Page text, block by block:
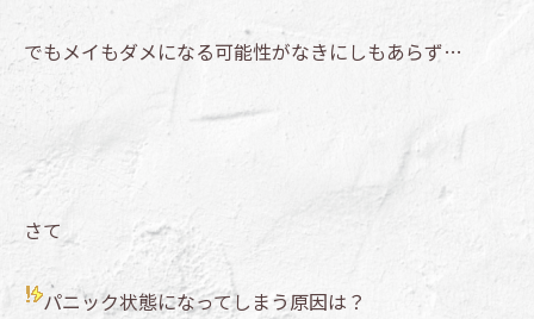
でもメイもダメになる可能性がなきにしもあらず…
さて
パニック状態になってしまう原因は？